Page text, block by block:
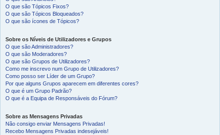
O que são Tópicos Fixos?
O que são Tópicos Bloqueados?
O que são ícones de Tópicos?
Sobre os Níveis de Utilizadores e Grupos
O que são Administradores?
O que são Moderadores?
O que são Grupos de Utilizadores?
Como me inscrevo num Grupo de Utilizadores?
Como posso ser Líder de um Grupo?
Por que alguns Grupos aparecem em diferentes cores?
O que é um Grupo Padrão?
O que é a Equipa de Responsáveis do Fórum?
Sobre as Mensagens Privadas
Não consigo enviar Mensagens Privadas!
Recebo Mensagens Privadas indesejáveis!